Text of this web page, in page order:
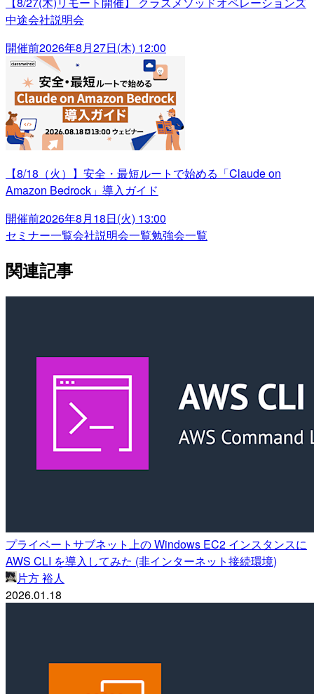
中途会社説明会
開催前2026年8月27日(木) 12:00
【8/18（火）】安全・最短ルートで始める「Claude on
Amazon Bedrock」導入ガイド
開催前2026年8月18日(火) 13:00
セミナー一覧会社説明会一覧勉強会一覧
関連記事
プライベートサブネット上の Windows EC2 インスタンスに
AWS CLI を導入してみた (非インターネット接続環境)
片方 裕人
2026.01.18